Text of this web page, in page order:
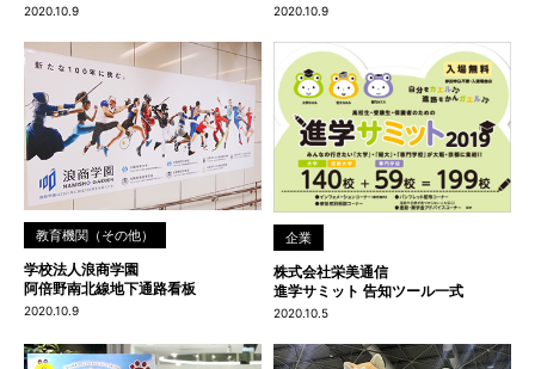
2020.10.9 2020.10.9
教育機関（その他）
学校法人浪商学園
阿倍野南北線地下通路看板
2020.10.9
企業
株式会社栄美通信
進学サミット 告知ツール一式
2020.10.5